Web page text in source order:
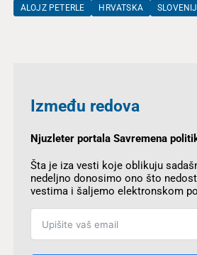
ALOJZ PETERLE HRVATSKA
Između redova
Njuzleter portala Savremena
Šta je iza vesti koje oblikuju
nedeljno donosimo ono što
vestima i šaljemo elektronskom